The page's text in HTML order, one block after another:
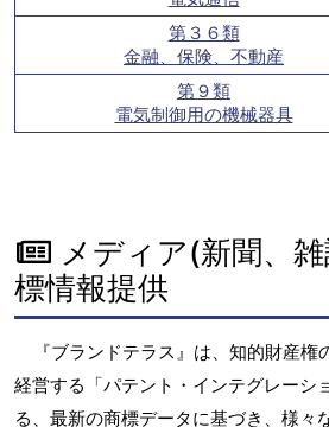
第３６類
金融、保険、不動産
第９類
電気制御用の機械器具
メディア(新聞、
標情報提供
『ブランドテラス』は、知的財産
経営する「パテント・インテグレーシ
る、最新の商標データに基づき、様々